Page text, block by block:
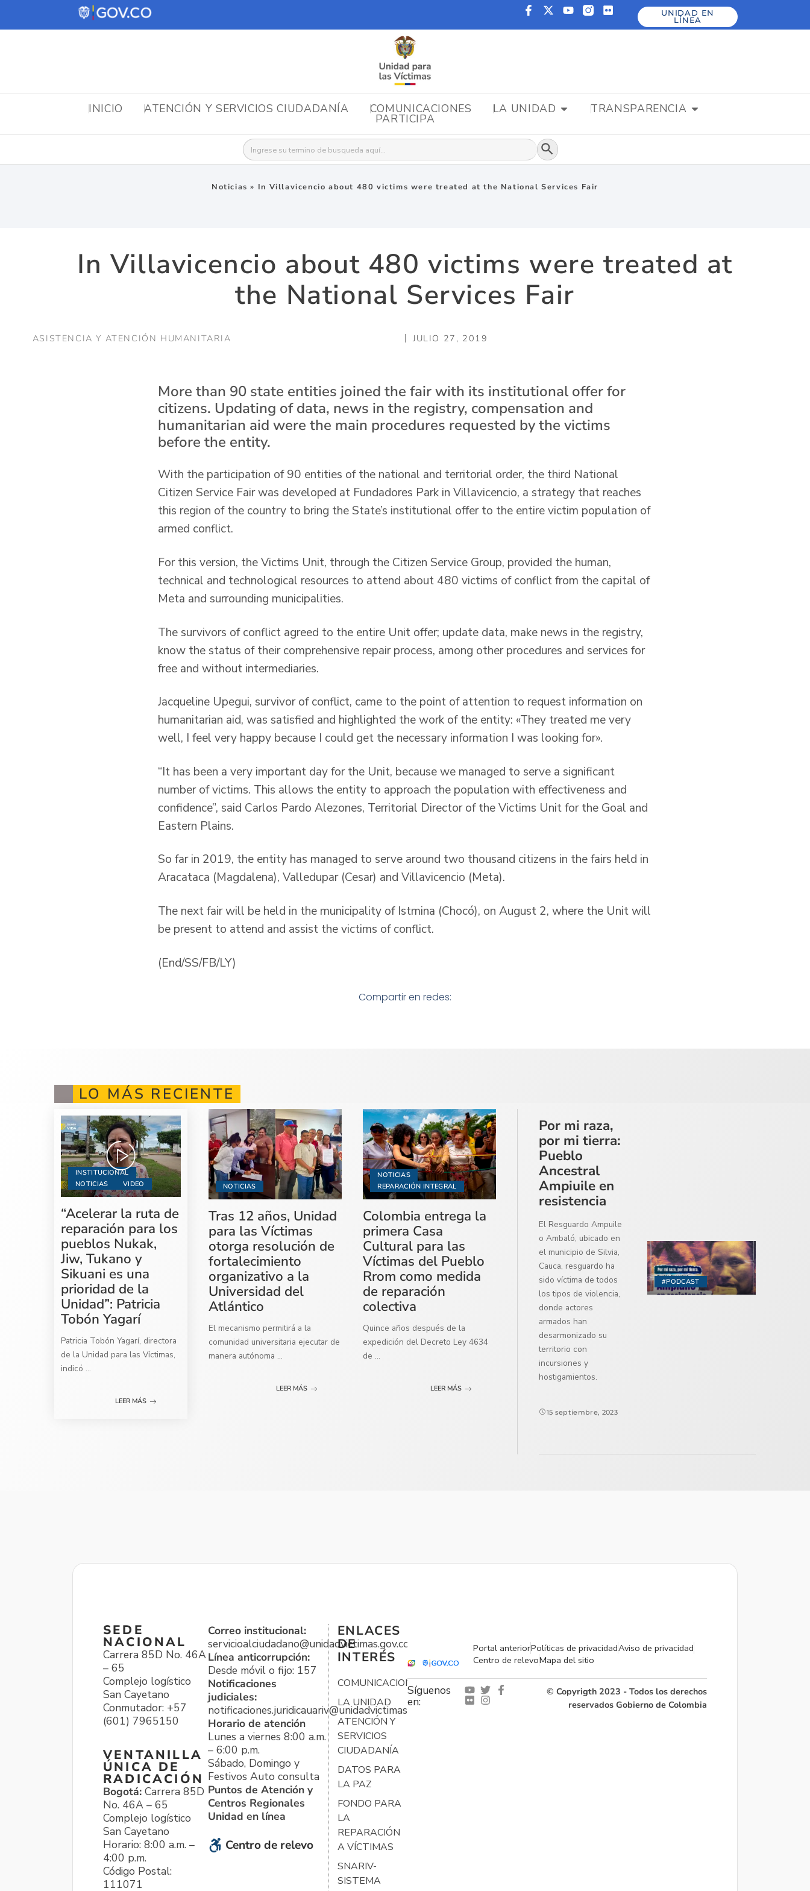
UNIDAD EN
LÍNEA
INICIO ATENCIÓN Y SERVICIOS CIUDADANÍA COMUNICACIONES LA UNIDAD TRANSPARENCIA
PARTICIPA
Buscar: Botón de búsqueda
Noticias » In Villavicencio about 480 victims were treated at the National Services Fair
In Villavicencio about 480 victims were treated at
the National Services Fair
ASISTENCIA Y ATENCIÓN HUMANITARIA JULIO 27, 2019
More than 90 state entities joined the fair with its institutional offer for
citizens. Updating of data, news in the registry, compensation and
humanitarian aid were the main procedures requested by the victims
before the entity.
With the participation of 90 entities of the national and territorial order, the third National
Citizen Service Fair was developed at Fundadores Park in Villavicencio, a strategy that reaches
this region of the country to bring the State’s institutional offer to the entire victim population of
armed conflict.
For this version, the Victims Unit, through the Citizen Service Group, provided the human,
technical and technological resources to attend about 480 victims of conflict from the capital of
Meta and surrounding municipalities.
The survivors of conflict agreed to the entire Unit offer; update data, make news in the registry,
know the status of their comprehensive repair process, among other procedures and services for
free and without intermediaries.
Jacqueline Upegui, survivor of conflict, came to the point of attention to request information on
humanitarian aid, was satisfied and highlighted the work of the entity: «They treated me very
well, I feel very happy because I could get the necessary information I was looking for».
“It has been a very important day for the Unit, because we managed to serve a significant
number of victims. This allows the entity to approach the population with effectiveness and
confidence”, said Carlos Pardo Alezones, Territorial Director of the Victims Unit for the Goal and
Eastern Plains.
So far in 2019, the entity has managed to serve around two thousand citizens in the fairs held in
Aracataca (Magdalena), Valledupar (Cesar) and Villavicencio (Meta).
The next fair will be held in the municipality of Istmina (Chocó), on August 2, where the Unit will
be present to attend and assist the victims of conflict.
(End/SS/FB/LY)
Compartir en redes:
LO MÁS RECIENTE
INSTITUCIONAL
NOTICIAS
VIDEO
“Acelerar la ruta de
reparación para los
pueblos Nukak,
Jiw, Tukano y
Sikuani es una
prioridad de la
Unidad”: Patricia
Tobón Yagarí
Patricia Tobón Yagarí, directora
de la Unidad para las Víctimas,
indicó ...
LEER MÁS
NOTICIAS
Tras 12 años, Unidad
para las Víctimas
otorga resolución de
fortalecimiento
organizativo a la
Universidad del
Atlántico
El mecanismo permitirá a la
comunidad universitaria ejecutar de
manera autónoma ...
LEER MÁS
NOTICIAS
REPARACIÓN INTEGRAL
Colombia entrega la
primera Casa
Cultural para las
Víctimas del Pueblo
Rrom como medida
de reparación
colectiva
Quince años después de la
expedición del Decreto Ley 4634
de ...
LEER MÁS
#PODCAST
Por mi raza,
por mi tierra:
Pueblo
Ancestral
Ampiuile en
resistencia
El Resguardo Ampuile
o Ambaló, ubicado en
el municipio de Silvia,
Cauca, resguardo ha
sido víctima de todos
los tipos de violencia,
donde actores
armados han
desarmonizado su
territorio con
incursiones y
hostigamientos.
15 septiembre, 2023
SEDE
NACIONAL
Carrera 85D No. 46A
– 65
Complejo logístico
San Cayetano
Conmutador: +57
(601) 7965150
VENTANILLA
ÚNICA DE
RADICACIÓN
Bogotá: Carrera 85D
No. 46A – 65
Complejo logístico
San Cayetano
Horario: 8:00 a.m. –
4:00 p.m.
Código Postal:
111071
Correo institucional:
servicioalciudadano@unidadvictimas.gov.co
Línea anticorrupción:
Desde móvil o fijo: 157
Notificaciones
judiciales:
notificaciones.juridicauariv@unidadvictimas.gov.co
Horario de atención
Lunes a viernes 8:00 a.m.
– 6:00 p.m.
Sábado, Domingo y
Festivos Auto consulta
Puntos de Atención y
Centros Regionales
Unidad en línea
Centro de relevo
ENLACES
DE
INTERÉS
COMUNICACIONES
LA UNIDAD
ATENCIÓN Y
SERVICIOS
CIUDADANÍA
DATOS PARA
LA PAZ
FONDO PARA
LA
REPARACIÓN
A VÍCTIMAS
SNARIV-
SISTEMA
Portal anteriorPolíticas de privacidadAviso de privacidad
Centro de relevoMapa del sitio
Síguenos
en:
© Copyrigth 2023 - Todos los derechos
reservados Gobierno de Colombia